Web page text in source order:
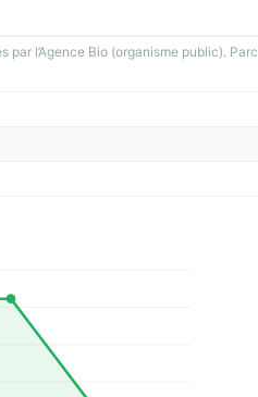
l’Agence Bio (organisme public).